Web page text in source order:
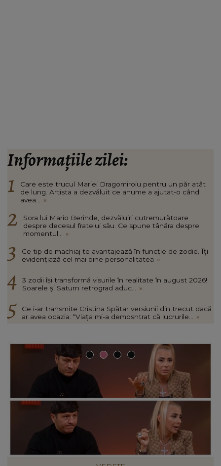
Informațiile zilei:
Care este trucul Mariei Dragomiroiu pentru un păr atât
de lung. Artista a dezvăluit ce anume a ajutat-o când
avea...
»
Sora lui Mario Berinde, dezvăluiri cutremurătoare
despre decesul fratelui său. Ce spune tânăra despre
momentul...
»
Ce tip de machiaj te avantajează în funcție de zodie. Îți
evidențiază cel mai bine personalitatea »
3 zodii își transformă visurile în realitate în august 2026!
Soarele și Saturn retrograd aduc...
»
Ce i-ar transmite Cristina Spătar versiunii din trecut dacă
ar avea ocazia: “Viața mi-a demosntrat că lucrurile...
»